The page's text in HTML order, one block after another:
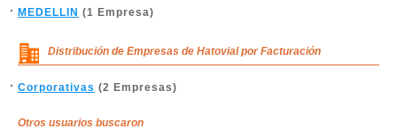
MEDELLIN (1 Empresa)
Distribución de Empresas de Hatovial por Facturación
Corporativas (2 Empresas)
Otros usuarios buscaron